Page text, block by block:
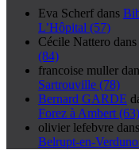
Eva Scherf dans
L’Hôpital (57)
Cécile Nattero dans
(84)
francoise muller
Sartrouville (78)
Bernard GARDE
Forez à Ambert (63)
olivier lefebvre dans
Belrupt-en-